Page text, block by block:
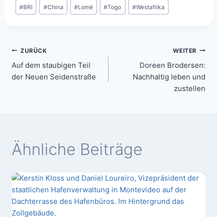
#BRI #China #Lomé #Togo #Westafrika
ZURÜCK
Auf dem staubigen Teil
der Neuen Seidenstraße
WEITER
Doreen Brodersen:
Nachhaltig leben und
zustellen
Ähnliche Beiträge